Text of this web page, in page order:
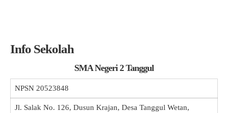
Info Sekolah
SMA Negeri 2 Tanggul
NPSN 20523848
Jl. Salak No. 126, Dusun Krajan, Desa Tanggul Wetan,